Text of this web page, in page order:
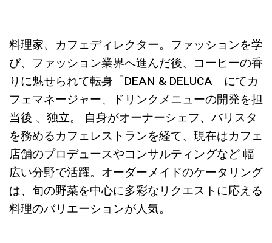
料理家、カフェディレクター。ファッションを学
び、ファッション業界へ進んだ後、コーヒーの香
りに魅せられて転身「DEAN & DELUCA」にてカ
フェマネージャー、ドリンクメニューの開発を担
当後 、独立。 自身がオーナーシェフ、バリスタ
を務めるカフェレストランを経て、現在はカフェ
店舗のプロデュースやコンサルティングなど 幅
広い分野で活躍。オーダーメイドのケータリング
は、旬の野菜を中心に多彩なリクエストに応える
料理のバリエーションが人気。